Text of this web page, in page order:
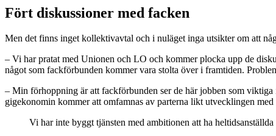
Fört diskussioner med facken
Men det finns inget kollektivavtal och i nuläget inga utsikter om att
– Vi har pratat med Unionen och LO och kommer plocka upp de
något som fackförbunden kommer vara stolta över i framtiden.
– Min förhoppning är att fackförbunden ser de här jobben som
gigekonomin kommer att omfamnas av parterna likt utvecklingen
Vi har inte byggt tjänsten med ambitionen att ha